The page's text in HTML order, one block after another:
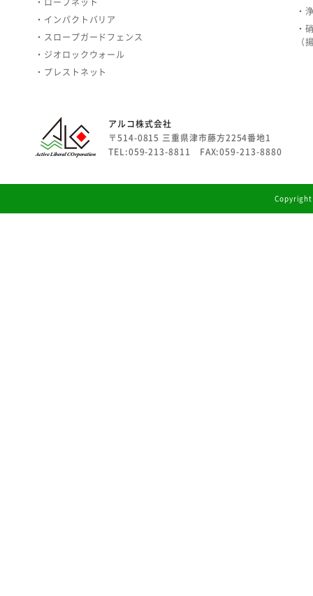
・インパクトバリア
・スロープガードフェンス
・ジオロックウォール
・プレストネット
・
・
（
アルコ株式会社
〒514-0815 三重県津市藤方2254番地1
TEL:059-213-8811 FAX:059-213-8880
Copyright